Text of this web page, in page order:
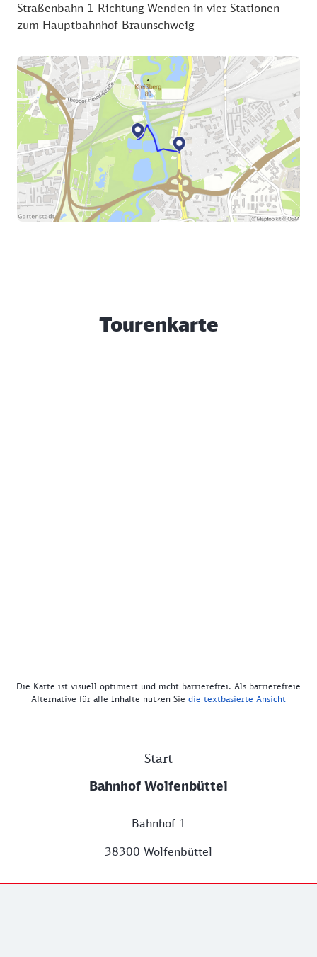
Straßenbahn 1 Richtung Wenden in vier Stationen
zum Hauptbahnhof Braunschweig
Tourenkarte
Die Karte ist visuell optimiert und nicht barrierefrei. Als barrierefreie
Alternative für alle Inhalte nutzen Sie die textbasierte Ansicht
Start
Bahnhof Wolfenbüttel
Bahnhof 1
38300 Wolfenbüttel